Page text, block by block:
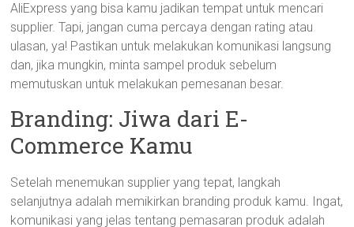
AliExpress yang bisa kamu jadikan tempat untuk mencari
supplier. Tapi, jangan cuma percaya dengan rating atau
ulasan, ya! Pastikan untuk melakukan komunikasi langsung
dan, jika mungkin, minta sampel produk sebelum
memutuskan untuk melakukan pemesanan besar.
Branding: Jiwa dari E-
Commerce Kamu
Setelah menemukan supplier yang tepat, langkah
selanjutnya adalah memikirkan branding produk kamu. Ingat,
komunikasi yang jelas tentang pemasaran produk adalah